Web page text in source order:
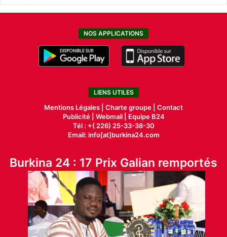
NOS APPLICATIONS
LIENS UTILES
Mentions Légales | Charte groupe | Contact
Publicité| Webmail |
Equipe B24
Tél : +( 226) 25-33-38-30
Email: info[at]burkina24.com
Burkina 24 : 17 Prix Galian remportés